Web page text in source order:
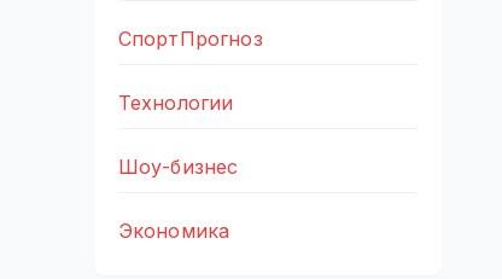
СпортПрогноз
Технологии
Шоу-бизнес
Экономика